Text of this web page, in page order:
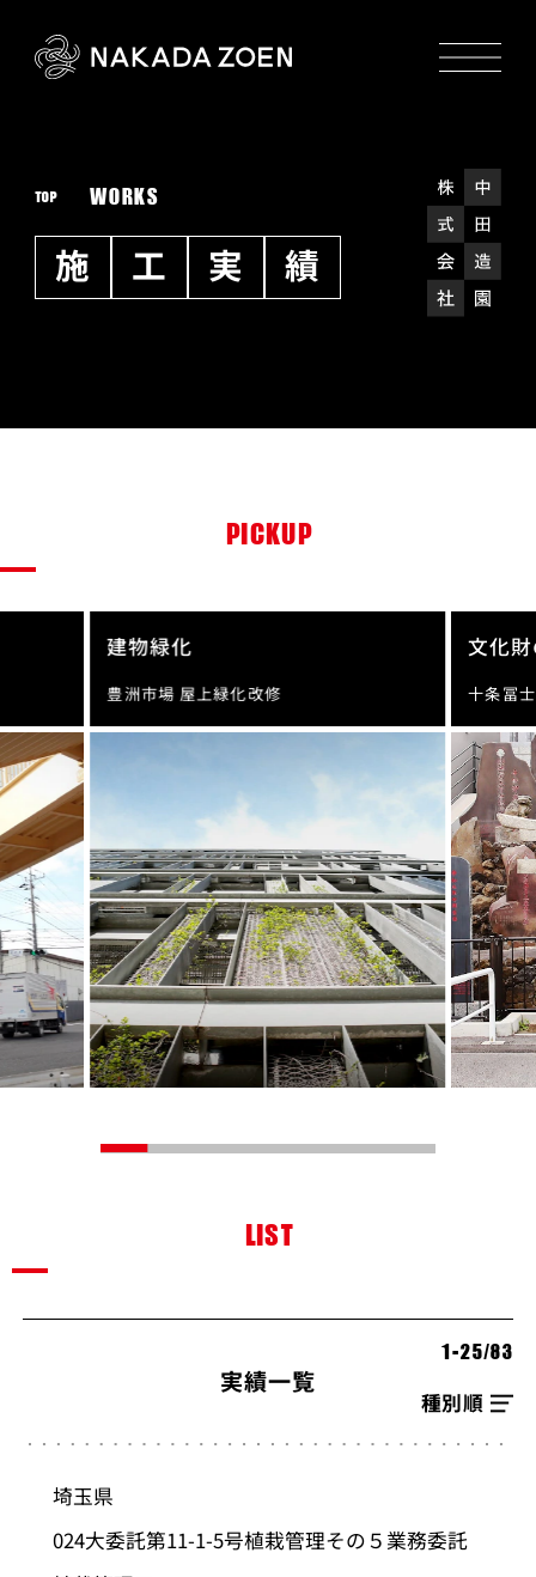
TOP WORKS
施 工 実 績
PICKUP
建物緑化
豊洲市場 屋上緑化改修
文化
十条冨
LIST
1-25/83
並び順を選択
実績一覧
埼玉県
024大委託第11-1-5号植栽管理その５業務委託